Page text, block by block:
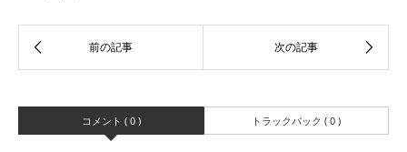
コメント ( 0 ) トラックバック ( 0 )